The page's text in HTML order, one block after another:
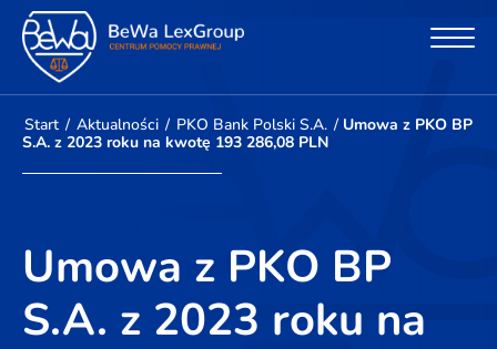
Start / Aktualności / PKO Bank Polski S.A. / Umowa z PKO BP
S.A. z 2023 roku na kwotę 193 286,08 PLN
Umowa z PKO BP
S.A. z 2023 roku na